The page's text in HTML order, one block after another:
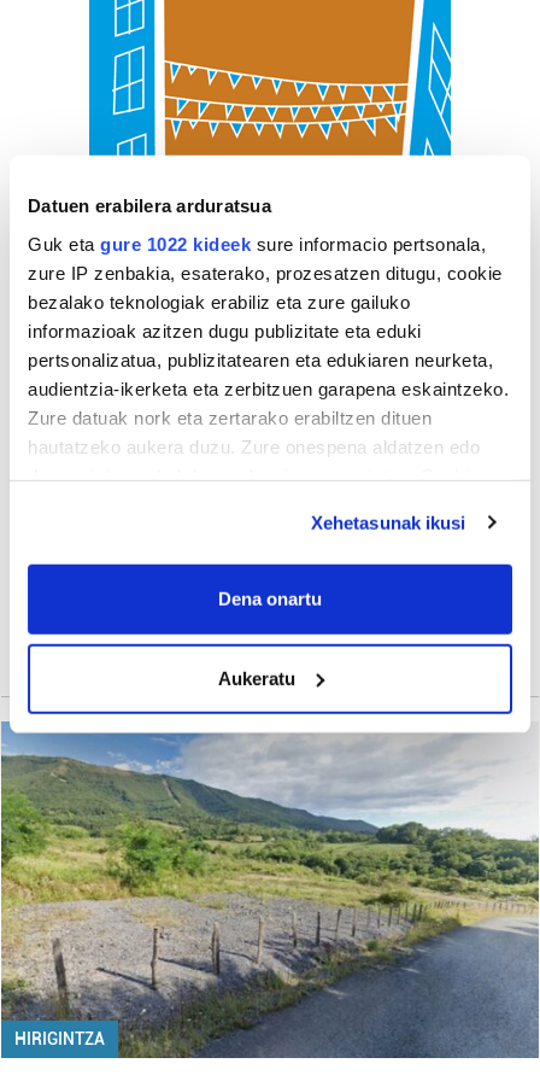
Datuen erabilera arduratsua
Guk eta gure 1022 kideek sure informacio pertsonala,
zure IP zenbakia, esaterako, prozesatzen ditugu, cookie
bezalako teknologiak erabiliz eta zure gailuko
informazioak azitzen dugu publizitate eta eduki
pertsonalizatua, publizitatearen eta edukiaren neurketa,
audientzia-ikerketa eta zerbitzuen garapena eskaintzeko.
Zure datuak nork eta zertarako erabiltzen dituen
hautatzeko aukera duzu. Zure onespena aldatzen edo
If you allow, we would also like to:
Collect information about your geographical
meters
Identify your device by actively scanning it for
specific characteristics (fingerprinting)
Find out more about how your personal data is processed
and set your preferences in the details section
Guk eta gure bazkideek zure datu pertsonalak
prozesatzen ditugu, zure IP zenbakia, besteak beste,
teknologia erabiliz, cookieak adibidez, iragarki eta eduki
pertsonalizatuak eskaintzeko, iragarkiak eta edukia
neurtzeko, jendeari buruzko informazioa biltzeko eta
produktuak garatzeko. Zure datuak nork eta zertarako
erabiltzen dituen hauta dezakezu.
Bazkide batzuek ez dizute baimenik eskatzen, eta beren
Xehetasunak ikusi
Dena onartu
Aukeratu
HIRIGINTZA